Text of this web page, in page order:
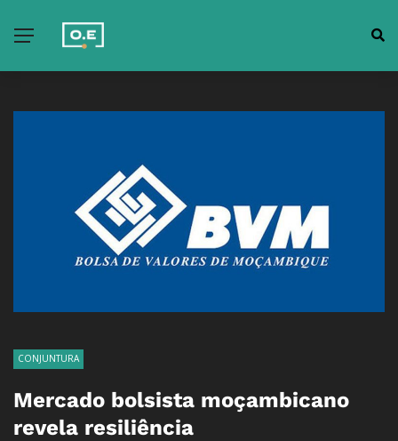
CONJUNTURA
Mercado bolsista moçambicano
revela resiliência